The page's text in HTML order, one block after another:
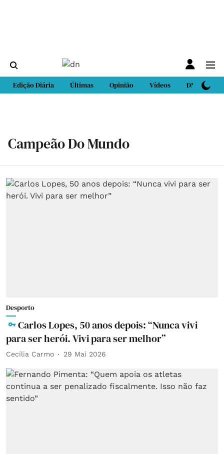
Edição Diária Últimas Opinião Vídeos DN Sport
Campeão Do Mundo
Desporto
Carlos Lopes, 50 anos depois: “Nunca vivi
para ser herói. Vivi para ser melhor”
Cecília Carmo 29 Mai 2026